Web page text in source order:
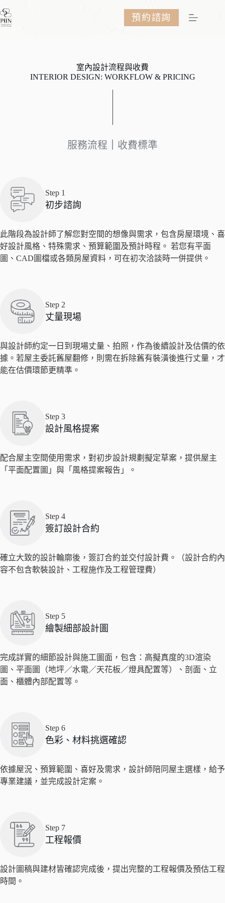
至
預約諮詢
室內設計流程與收費
INTERIOR DESIGN: WORKFLOW & PRICING
服務流程 收費標準
Step 1
初步諮詢
此階段為設計師了解您對空間的想像與需求，包含房屋環境、喜
好設計風格、特殊需求、預算範圍及預計時程。 若您有平面
圖、CAD圖檔或各類房屋資料，可在初次洽談時一併提供。
Step 2
丈量現場
與設計師約定一日到現場丈量、拍照，作為後續設計及估價的依
據。若屋主委託舊屋翻修，則需在拆除舊有裝潢後進行丈量，才
能在估價環節更精準。
Step 3
設計風格提案
配合屋主空間使用需求，對初步設計規劃擬定草案，提供屋主
「平面配置圖」與「風格提案報告」。
Step 4
簽訂設計合約
確立大致的設計輪廓後，簽訂合約並交付設計費。（設計合約內
容不包含軟裝設計、工程施作及工程管理費）
Step 5
繪製細部設計圖
完成詳實的細節設計與施工圖面，包含：高擬真度的3D渲染
圖、平面圖（地坪／水電／天花板／燈具配置等）、剖面、立
面、櫃體內部配置等。
Step 6
色彩、材料挑選確認
依據屋況、預算範圍、喜好及需求，設計師陪同屋主選樣，給予
專業建議，並完成設計定案。
Step 7
工程報價
設計圖稿與建材皆確認完成後，提出完整的工程報價及預估工程
時間。